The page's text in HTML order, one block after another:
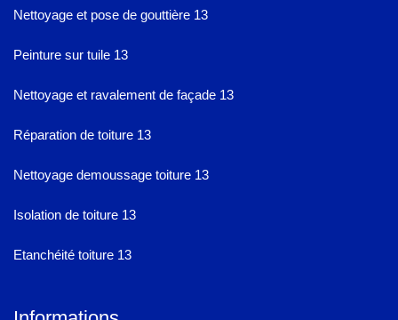
Nettoyage et pose de gouttière 13
Peinture sur tuile 13
Nettoyage et ravalement de façade 13
Réparation de toiture 13
Nettoyage demoussage toiture 13
Isolation de toiture 13
Etanchéité toiture 13